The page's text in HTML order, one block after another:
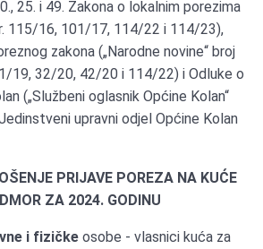
25. i 49. Zakona o lokalnim porezima
115/16, 101/17, 114/22 i 114/23),
zakona („Narodne novine“ broj
19, 32/20, 42/20 i 114/22) i Odluke o
(„Službeni oglasnik Općine Kolan“
upravni odjel Općine Kolan
PRIJAVE POREZA NA KUĆE
ZA 2024. GODINU
i fizičke osobe - vlasnici kuća za